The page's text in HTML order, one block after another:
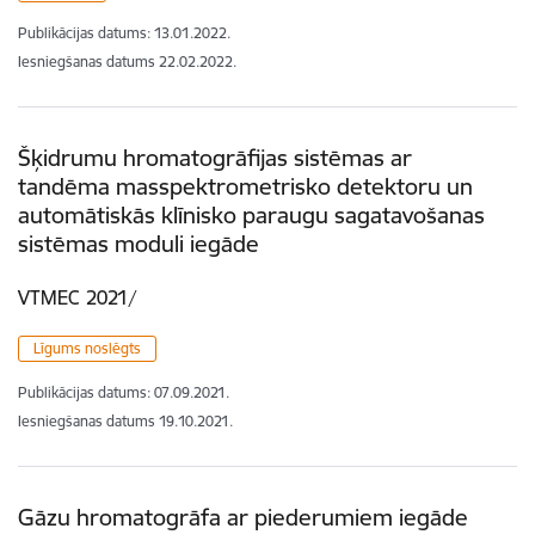
Publikācijas datums: 13.01.2022.
Iesniegšanas datums 22.02.2022.
Šķidrumu hromatogrāfijas sistēmas ar
tandēma masspektrometrisko detektoru un
automātiskās klīnisko paraugu sagatavošanas
sistēmas moduli iegāde
VTMEC 2021/
Līgums noslēgts
Publikācijas datums: 07.09.2021.
Iesniegšanas datums 19.10.2021.
Gāzu hromatogrāfa ar piederumiem iegāde